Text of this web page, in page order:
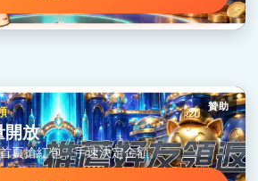
贊助
開放
頁搶紅包，手速決定金額。